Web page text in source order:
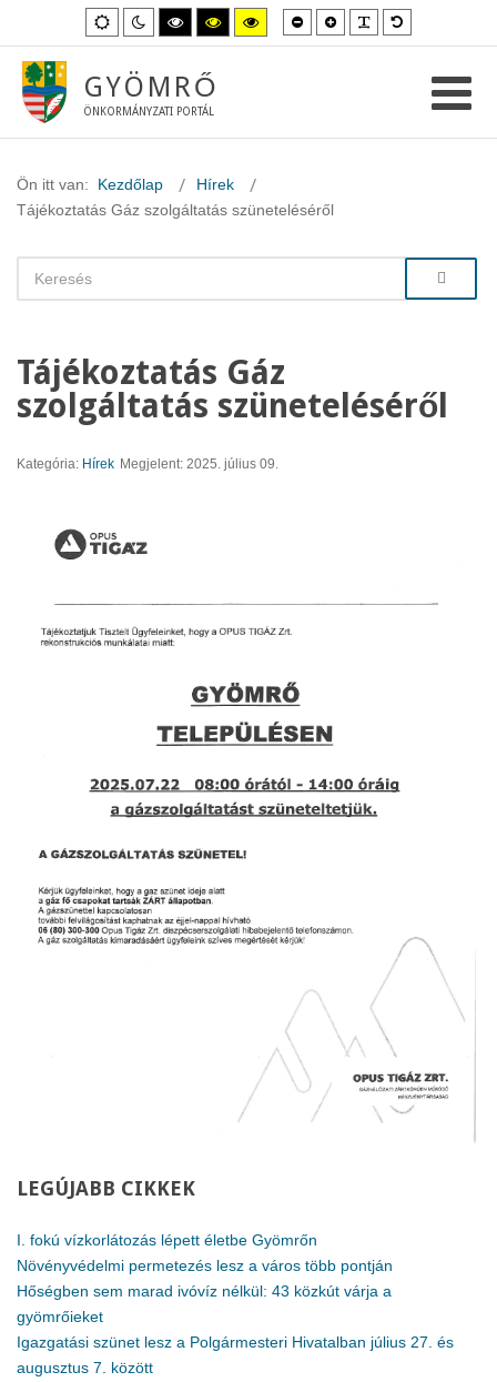
Alapértelmezett
mód
Éjszakai
mód
Magas
kontraszt
fekete-
mód.
Magas
kontraszt
fekete-
Magas
kontraszt
sárga-
Kisebb
betűméret
Nagyobb
betűméret
GYÖMRŐ
ÖNKORMÁNYZATI PORTÁL
Ön itt van: Kezdőlap
Hírek
Tájékoztatás Gáz szolgáltatás szüneteléséről
Tájékoztatás Gáz
szolgáltatás szüneteléséről
Kategória: Hírek Megjelent: 2025. július 09.
LEGÚJABB CIKKEK
I. fokú vízkorlátozás lépett életbe Gyömrőn
Növényvédelmi permetezés lesz a város több pontján
Hőségben sem marad ivóvíz nélkül: 43 közkút várja a
gyömrőieket
Igazgatási szünet lesz a Polgármesteri Hivatalban július 27. és
augusztus 7. között